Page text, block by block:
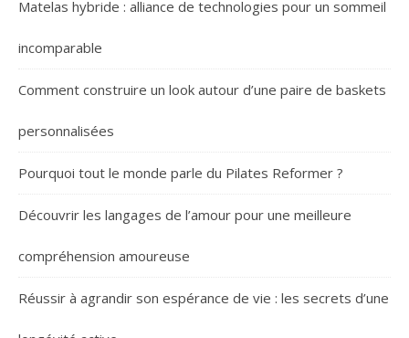
Matelas hybride : alliance de technologies pour un sommeil
incomparable
Comment construire un look autour d’une paire de baskets
personnalisées
Pourquoi tout le monde parle du Pilates Reformer ?
Découvrir les langages de l’amour pour une meilleure
compréhension amoureuse
Réussir à agrandir son espérance de vie : les secrets d’une